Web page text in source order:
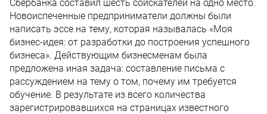
Сбербанка составил шесть соискателей на одно место.
Новоиспеченные предприниматели должны были
написать эссе на тему, которая называлась «Моя
бизнес-идея: от разработки до построения успешного
бизнеса». Действующим бизнесменам была
предложена иная задача: составление письма с
рассуждением на тему о том, почему им требуется
обучение. В результате из всего количества
зарегистрировавшихся на страницах известного